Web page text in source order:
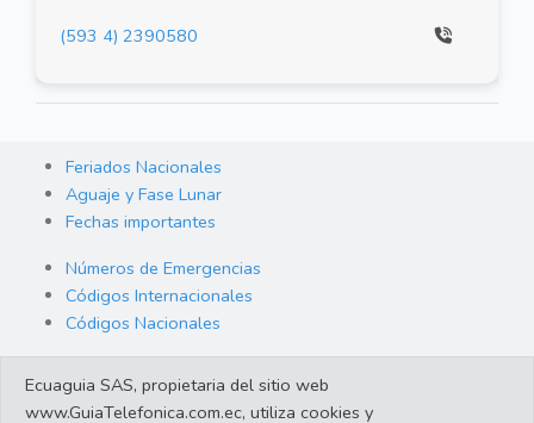
(593 4) 2390580
Feriados Nacionales
Aguaje y Fase Lunar
Fechas importantes
Números de Emergencias
Códigos Internacionales
Códigos Nacionales
Cambio de Divisas
Ecuaguia SAS, propietaria del sitio web
www.GuiaTelefonica.com.ec, utiliza cookies y